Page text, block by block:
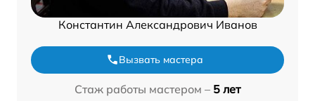
Константин Александрович Иванов
Вызвать мастера
Стаж работы мастером – 5 лет